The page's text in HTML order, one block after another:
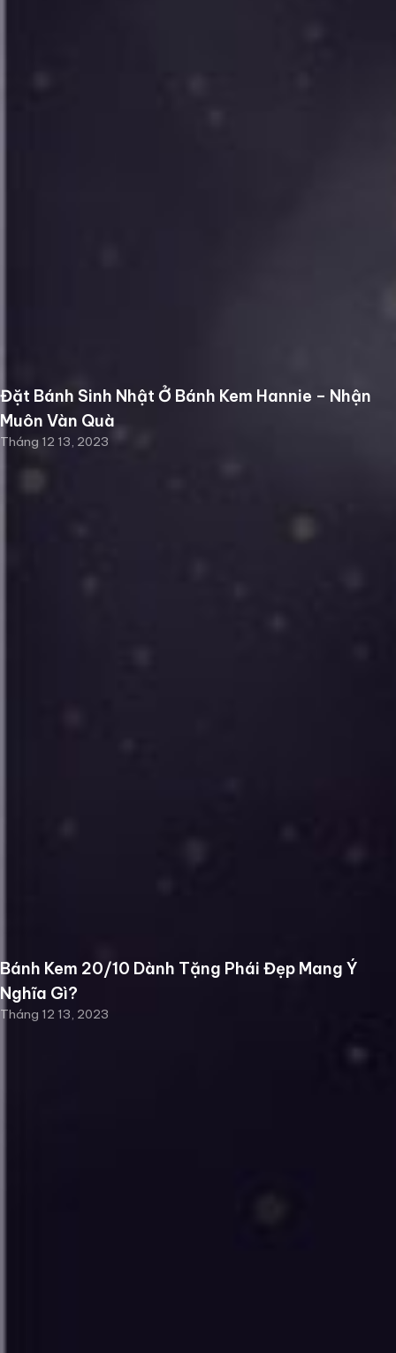
Đặt Bánh Sinh Nhật Ở Bánh Kem Hannie – Nhận
Muôn Vàn Quà
Tháng 12 13, 2023
Bánh Kem 20/10 Dành Tặng Phái Đẹp Mang Ý
Nghĩa Gì?
Tháng 12 13, 2023